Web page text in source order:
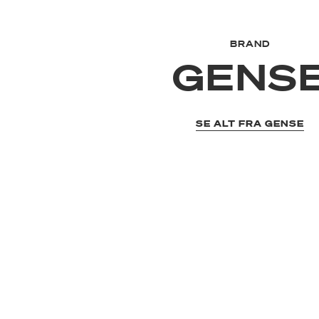
BRAND
SE ALT FRA GENSE